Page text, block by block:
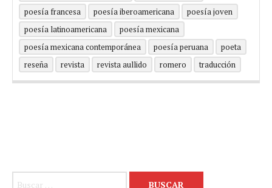
poesía francesa
poesía iberoamericana
poesía joven
poesía latinoamericana
poesía mexicana
poesía mexicana contemporánea
poesía peruana
poeta
reseña
revista revista aullido romero traducción